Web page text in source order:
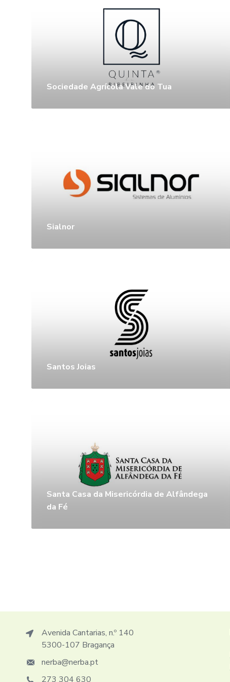
Sociedade Agrícola Vale do Tua
Sialnor
Santos Joias
Santa Casa da Misericórdia de Alfândega
da Fé
Avenida Cantarias, n.º 140
5300-107 Bragança
nerba@nerba.pt
273 304 630